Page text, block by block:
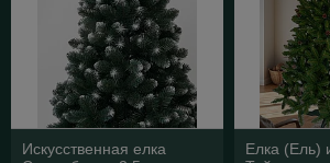
Искусственная елка
Елка (Ель)